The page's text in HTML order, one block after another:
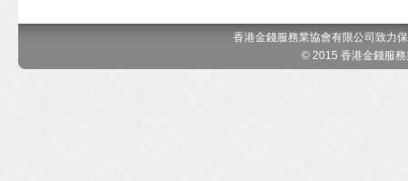
香港金錢服務業協會有限公司致力
© 2015 香港金錢服